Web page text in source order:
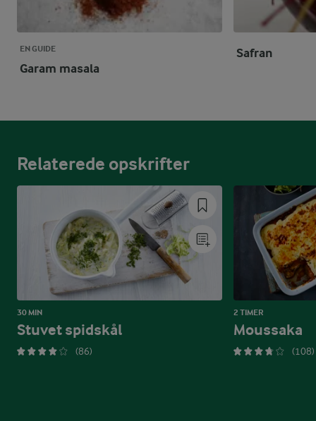
EN GUIDE
Garam masala
Safran
Relaterede opskrifter
30 MIN
Stuvet spidskål
(86)
2 TIMER
Moussaka
(108)